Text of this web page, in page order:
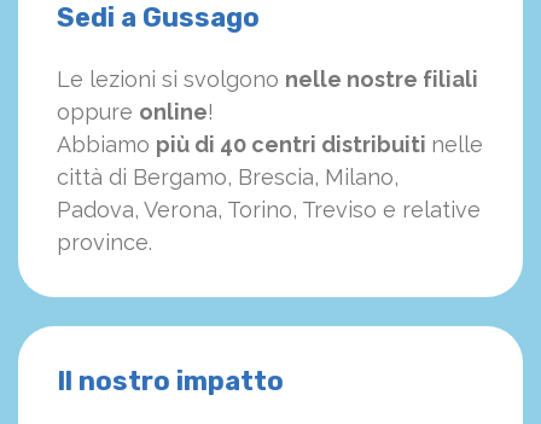
Sedi a Gussago
Le lezioni si svolgono nelle nostre filiali
oppure online!
Abbiamo più di 40 centri distribuiti nelle
città di Bergamo, Brescia, Milano,
Padova, Verona, Torino, Treviso e relative
province.
Il nostro impatto